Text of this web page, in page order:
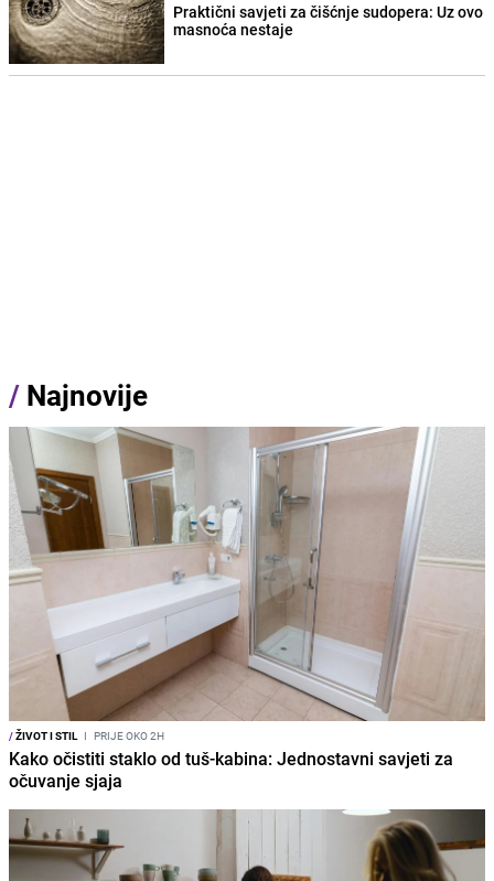
Praktični savjeti za čišćnje sudopera: Uz ovo
masnoća nestaje
/ Najnovije
/ŽIVOT I STIL I PRIJE OKO 2H
Kako očistiti staklo od tuš-kabina: Jednostavni savjeti za
očuvanje sjaja